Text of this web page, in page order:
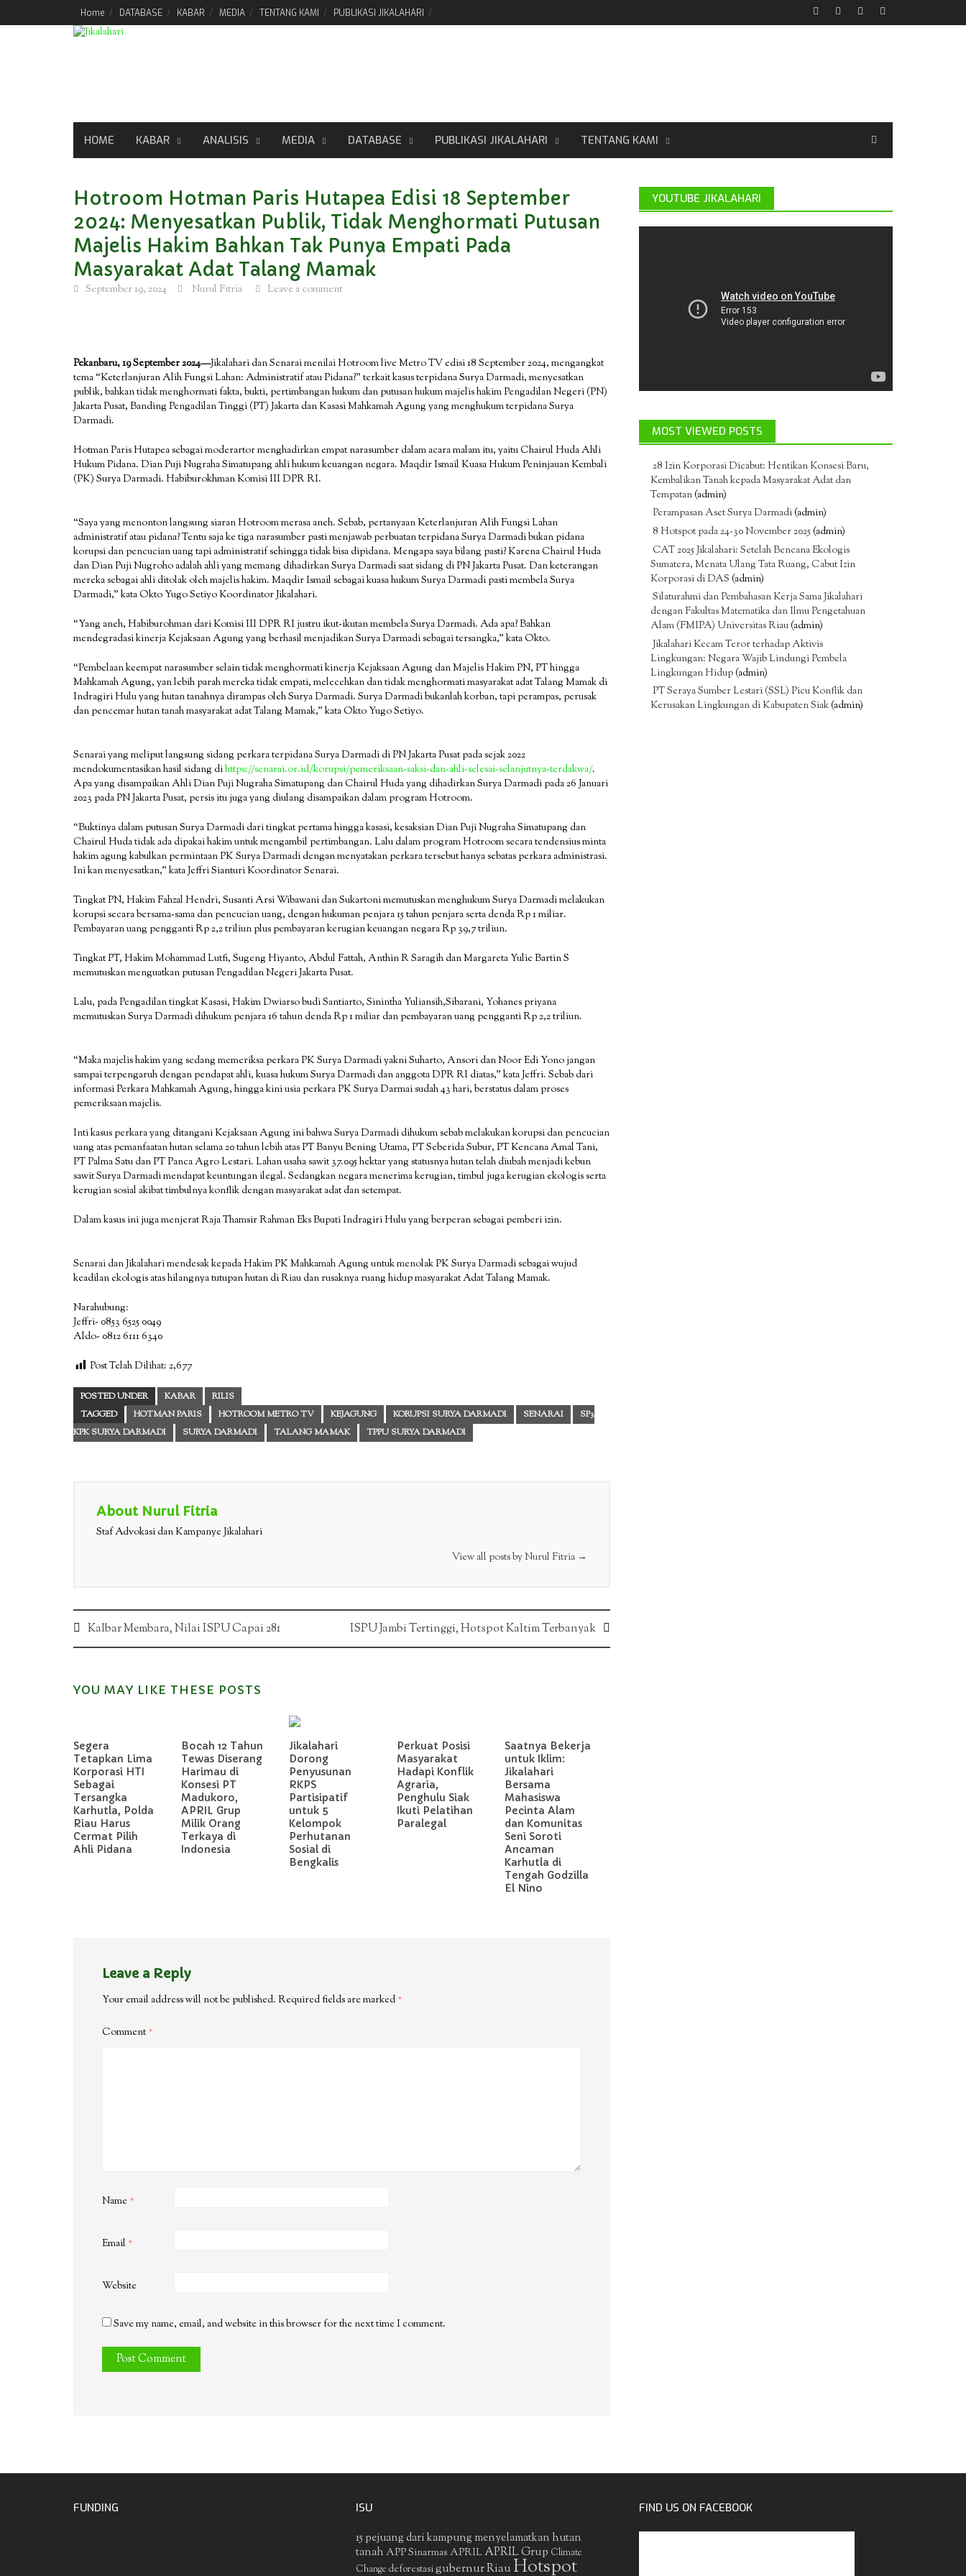
Home DATABASE KABAR MEDIA TENTANG KAMI PUBLIKASI JIKALAHARI
HOME KABAR ANALISIS MEDIA DATABASE PUBLIKASI JIKALAHARI TENTANG KAMI
Hotroom Hotman Paris Hutapea Edisi 18 September
2024: Menyesatkan Publik, Tidak Menghormati Putusan
Majelis Hakim Bahkan Tak Punya Empati Pada
Masyarakat Adat Talang Mamak
September 19, 2024 Nurul Fitria Leave a comment
Pekanbaru, 19 September 2024—Jikalahari dan Senarai menilai Hotroom live Metro TV edisi 18 September 2024, mengangkat
tema “Keterlanjuran Alih Fungsi Lahan: Administratif atau Pidana?” terkait kasus terpidana Surya Darmadi, menyesatkan
publik, bahkan tidak menghormati fakta, bukti, pertimbangan hukum dan putusan hukum majelis hakim Pengadilan Negeri (PN)
Jakarta Pusat, Banding Pengadilan Tinggi (PT) Jakarta dan Kasasi Mahkamah Agung yang menghukum terpidana Surya
Darmadi.
Hotman Paris Hutapea sebagai moderartor menghadirkan empat narasumber dalam acara malam itu, yaitu Chairul Huda Ahli
Hukum Pidana. Dian Puji Nugraha Simatupang ahli hukum keuangan negara. Maqdir Ismail Kuasa Hukum Peninjauan Kembali
(PK) Surya Darmadi. Habiburokhman Komisi III DPR RI.
“Saya yang menonton langsung siaran Hotroom merasa aneh. Sebab, pertanyaan Keterlanjuran Alih Fungsi Lahan
administratif atau pidana? Tentu saja ke tiga narasumber pasti menjawab perbuatan terpidana Surya Darmadi bukan pidana
korupsi dan pencucian uang tapi administratif sehingga tidak bisa dipidana. Mengapa saya bilang pasti? Karena Chairul Huda
dan Dian Puji Nugroho adalah ahli yang memang dihadirkan Surya Darmadi saat sidang di PN Jakarta Pusat. Dan keterangan
mereka sebagai ahli ditolak oleh majelis hakim. Maqdir Ismail sebagai kuasa hukum Surya Darmadi pasti membela Surya
Darmadi,” kata Okto Yugo Setiyo Koordinator Jikalahari.
“Yang aneh, Habiburohman dari Komisi III DPR RI justru ikut-ikutan membela Surya Darmadi. Ada apa? Bahkan
mendegradasi kinerja Kejaksaan Agung yang berhasil menjadikan Surya Darmadi sebagai tersangka,” kata Okto.
“Pembelaan keempat narasumber selain tidak menghormati kinerja Kejaksaan Agung dan Majelis Hakim PN, PT hingga
Mahkamah Agung, yan lebih parah mereka tidak empati, melecehkan dan tidak menghormati masyarakat adat Talang Mamak di
Indragiri Hulu yang hutan tanahnya dirampas oleh Surya Darmadi. Surya Darmadi bukanlah korban, tapi perampas, perusak
dan pencemar hutan tanah masyarakat adat Talang Mamak,” kata Okto Yugo Setiyo.
Senarai yang meliput langsung sidang perkara terpidana Surya Darmadi di PN Jakarta Pusat pada sejak 2022
mendokumentasikan hasil sidang dihttps://senarai.or.id/korupsi/pemeriksaan-saksi-dan-ahli-selesai-selanjutnya-terdakwa/.
Apa yang disampaikan Ahli Dian Puji Nugraha Simatupang dan Chairul Huda yang dihadirkan Surya Darmadi pada 26 Januari
2023 pada PN Jakarta Pusat, persis itu juga yang diulang disampaikan dalam program Hotroom.
“Buktinya dalam putusan Surya Darmadi dari tingkat pertama hingga kasasi, kesaksian Dian Puji Nugraha Simatupang dan
Chairul Huda tidak ada dipakai hakim untuk mengambil pertimbangan. Lalu dalam program Hotroom secara tendensius minta
hakim agung kabulkan permintaan PK Surya Darmadi dengan menyatakan perkara tersebut hanya sebatas perkara administrasi.
Ini kan menyesatkan,” kata Jeffri Sianturi Koordinator Senarai.
Tingkat PN, Hakim Fahzal Hendri, Susanti Arsi Wibawani dan Sukartoni memutuskan menghukum Surya Darmadi melakukan
korupsi secara bersama-sama dan pencucian uang, dengan hukuman penjara 15 tahun penjara serta denda Rp 1 miliar.
Pembayaran uang pengganti Rp 2,2 triliun plus pembayaran kerugian keuangan negara Rp 39,7 triliun.
Tingkat PT, Hakim Mohammad Lutfi, Sugeng Hiyanto, Abdul Fattah, Anthin R Saragih dan Margareta Yulie Bartin S
memutuskan menguatkan putusan Pengadilan Negeri Jakarta Pusat.
Lalu, pada Pengadilan tingkat Kasasi, Hakim Dwiarso budi Santiarto, Sinintha Yuliansih,Sibarani, Yohanes priyana
memutuskan Surya Darmadi dihukum penjara 16 tahun denda Rp 1 miliar dan pembayaran uang pengganti Rp 2,2 triliun.
“Maka majelis hakim yang sedang memeriksa perkara PK Surya Darmadi yakni Suharto, Ansori dan Noor Edi Yono jangan
sampai terpengaruh dengan pendapat ahli, kuasa hukum Surya Darmadi dan anggota DPR RI diatas,” kata Jeffri. Sebab dari
informasi Perkara Mahkamah Agung, hingga kini usia perkara PK Surya Darmai sudah 43 hari, berstatus dalam proses
pemeriksaan majelis.
Inti kasus perkara yang ditangani Kejaksaan Agung ini bahwa Surya Darmadi dihukum sebab melakukan korupsi dan pencucian
uang atas pemanfaatan hutan selama 20 tahun lebih atas PT Banyu Bening Utama, PT Seberida Subur, PT Kencana Amal Tani,
PT Palma Satu dan PT Panca Agro Lestari. Lahan usaha sawit 37.095 hektar yang statusnya hutan telah diubah menjadi kebun
sawit Surya Darmadi mendapat keuntungan ilegal. Sedangkan negara menerima kerugian, timbul juga kerugian ekologis serta
kerugian sosial akibat timbulnya konflik dengan masyarakat adat dan setempat.
Dalam kasus ini juga menjerat Raja Thamsir Rahman Eks Bupati Indragiri Hulu yang berperan sebagai pemberi izin.
Senarai dan Jikalahari mendesak kepada Hakim PK Mahkamah Agung untuk menolak PK Surya Darmadi sebagai wujud
keadilan ekologis atas hilangnya tutupan hutan di Riau dan rusaknya ruang hidup masyarakat Adat Talang Mamak.
Narahubung:
Jeffri- 0853 6525 0049
Aldo- 0812 6111 6340
Post Telah Dilihat: 2,677
POSTED UNDER KABAR
RILIS
TAGGED
HOTMAN PARIS HOTROOM METRO TV KEJAGUNG KORUPSI SURYA DARMADI SENARAI
SP3
KPK SURYA DARMADI
SURYA DARMADI TALANG MAMAK TPPU SURYA DARMADI
About Nurul Fitria
Staf Advokasi dan Kampanye Jikalahari
View all posts by Nurul Fitria →
Post
navigation
Kalbar Membara, Nilai ISPU Capai 281 ISPU Jambi Tertinggi, Hotspot Kaltim Terbanyak
YOU MAY LIKE THESE POSTS
Segera
Tetapkan Lima
Korporasi HTI
Sebagai
Tersangka
Karhutla, Polda
Riau Harus
Cermat Pilih
Ahli Pidana
Bocah 12 Tahun
Tewas Diserang
Harimau di
Konsesi PT
Madukoro,
APRIL Grup
Milik Orang
Terkaya di
Indonesia
Jikalahari
Dorong
Penyusunan
RKPS
Partisipatif
untuk 5
Kelompok
Perhutanan
Sosial di
Bengkalis
Perkuat Posisi
Masyarakat
Hadapi Konflik
Agraria,
Penghulu Siak
Ikuti Pelatihan
Paralegal
Saatnya Bekerja
untuk Iklim:
Jikalahari
Bersama
Mahasiswa
Pecinta Alam
dan Komunitas
Seni Soroti
Ancaman
Karhutla di
Tengah Godzilla
El Nino
Leave a Reply
Your email address will not be published. Required fields are marked *
Comment*
Name *
Email *
Website
Save my name, email, and website in this browser for the next time I comment.
YOUTUBE JIKALAHARI
MOST VIEWED POSTS
28 Izin Korporasi Dicabut: Hentikan Konsesi Baru,
Kembalikan Tanah kepada Masyarakat Adat dan
Tempatan(admin)
Perampasan Aset Surya Darmadi(admin)
8 Hotspot pada 24-30 November 2025(admin)
CAT 2025 Jikalahari: Setelah Bencana Ekologis
Sumatera, Menata Ulang Tata Ruang, Cabut Izin
Korporasi di DAS (admin)
Silaturahmi dan Pembahasan Kerja Sama Jikalahari
dengan Fakultas Matematika dan Ilmu Pengetahuan
Alam (FMIPA) Universitas Riau(admin)
Jikalahari Kecam Teror terhadap Aktivis
Lingkungan: Negara Wajib Lindungi Pembela
Lingkungan Hidup(admin)
PT Seraya Sumber Lestari (SSL) Picu Konflik dan
Kerusakan Lingkungan di Kabupaten Siak(admin)
FUNDING ISU
15 pejuang dari kampung menyelamatkan hutan
tanah APP Sinarmas APRIL APRIL Grup Climate
Change deforestasigubernur RiauHotspot
FIND US ON FACEBOOK